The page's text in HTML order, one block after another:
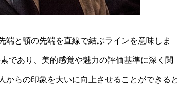
端と顎の先端を直線で結ぶラインを意味しま
であり、美的感覚や魅力の評価基準に深く関
らの印象を大いに向上させることができると